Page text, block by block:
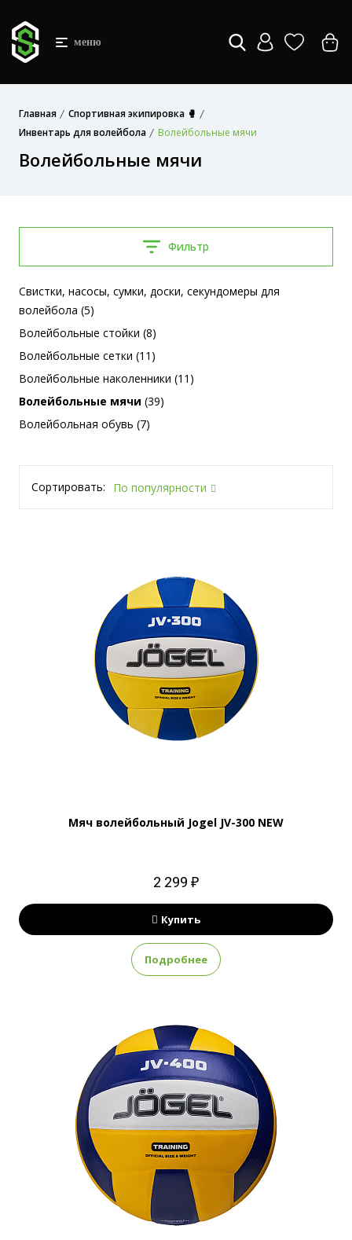
меню
Главная
Спортивная экипировка 🥊
Инвентарь для волейбола
Волейбольные мячи
Волейбольные мячи
Фильтр
Свистки, насосы, сумки, доски, секундомеры для
волейбола (5)
Волейбольные стойки (8)
Волейбольные сетки (11)
Волейбольные наколенники (11)
Волейбольные мячи (39)
Волейбольная обувь (7)
Сортировать: По популярности
Мяч волейбольный Jogel JV-300 NEW
2 299 ₽
Купить
Подробнее